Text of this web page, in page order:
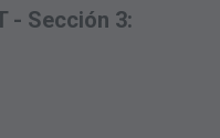
- Sección 3: